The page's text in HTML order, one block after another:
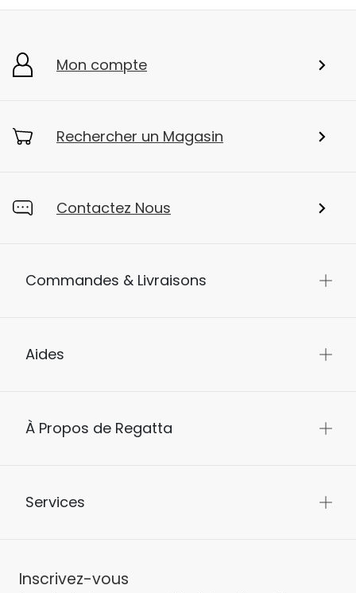
Mon compte
Rechercher un Magasin
Contactez Nous
Commandes & Livraisons
Aides
À Propos de Regatta
Services
Inscrivez-vous